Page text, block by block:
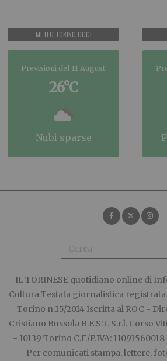
METEO TORINO OGGI
Previsioni del 11 August
26°C
nubi sparse
IL TORINESE quotidiano online di
Cultura Testata giornalistica
Torino n.15/2014 Iscritta al ROC -
Cristiano Bussola B.E.S.T. S.r.l. Corso
- 10139 Torino C.F./P.IVA:
Per comunicati stampa, lettere,